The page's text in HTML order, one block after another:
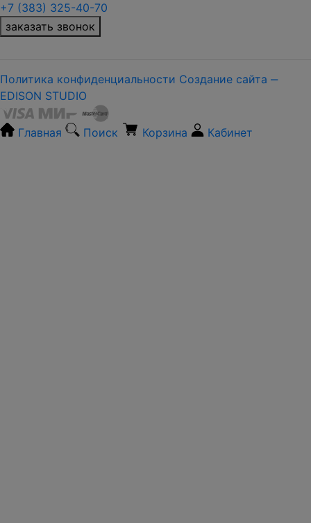
+7 (383) 325-40-70
заказать звонок
Политика конфиденциальности Создание сайта ‒
EDISON STUDIO
Главная Поиск Корзина Кабинет